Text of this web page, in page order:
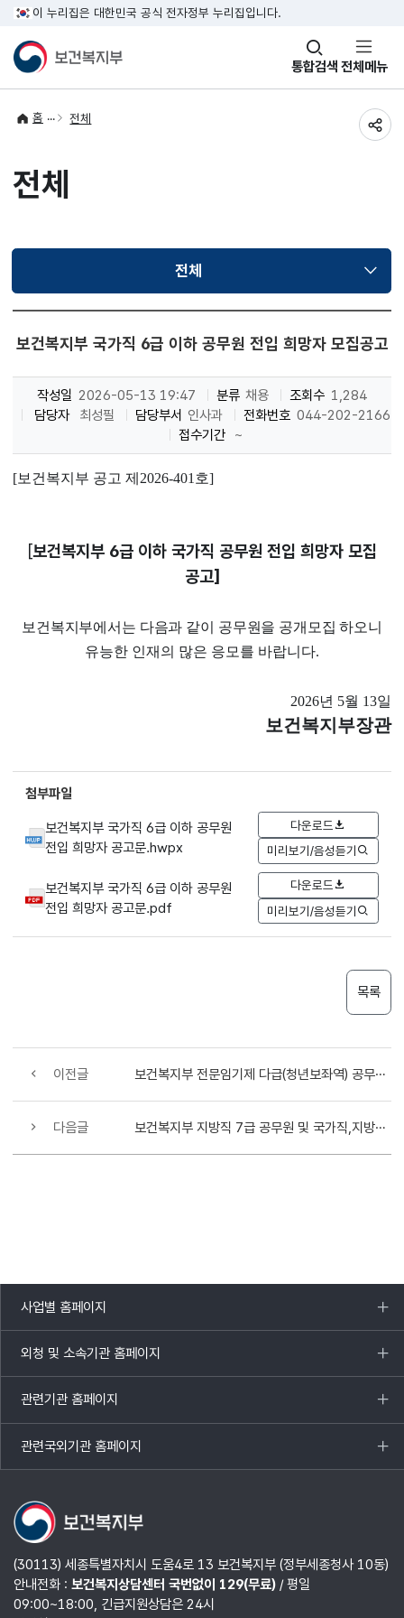
이 누리집은 대한민국 공식 전자정부 누리집입니다.
통합검색
창
열기 전체메뉴
홈 전체
전체
전체선택됨
보건복지부 국가직 6급 이하 공무원 전입 희망자 모집공고
작성일 2026-05-13 19:47 분류 채용 조회수 1,284
담당자
최성필 담당부서 인사과 전화번호 044-202-2166
접수기간 ~
[보건복지부 공고 제 2026-401 호]
[보건복지부 6급 이하 국가직 공무원 전입 희망자 모집
공고]
보건복지부에서는 다음과 같이 공무원을 공개모집 하오니
유능한 인재의 많은 응모를 바랍니다.
2026년 5월 13일
보건복지부장관
첨부파일
보건복지부 국가직 6급 이하 공무원
전입 희망자 공고문.hwpx
다운로드
미리보기/음성듣기
보건복지부 국가직 6급 이하 공무원
전입 희망자 공고문.pdf
다운로드
미리보기/음성듣기
목록
이전글 보건복지부 전문임기제 다급(청년보좌역) 공무원 최종합격자 발표
다음글 보건복지부 지방직 7급 공무원 및 국가직,지방직 기록연구사 공무원 전입 시험(경력경쟁채용) 공고
사업별 홈페이지
목록
열기
외청 및 소속기관 홈페이지
목록
열기
관련기관 홈페이지
목록
열기
관련국외기관 홈페이지
목록
열기
(30113) 세종특별자치시 도움4로 13 보건복지부 (정부세종청사 10동)
안내전화 : 보건복지상담센터 국번없이 129(무료)/ 평일
09:00~18:00, 긴급지원상담은 24시